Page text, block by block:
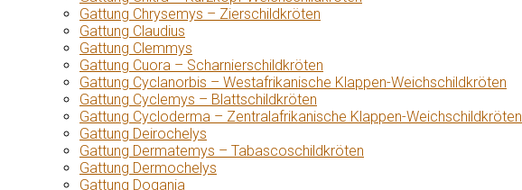
Gattung Chrysemys – Zierschildkröten
Gattung Claudius
Gattung Clemmys
Gattung Cuora – Scharnierschildkröten
Gattung Cyclanorbis – Westafrikanische Klappen-Weichschildkröten
Gattung Cyclemys – Blattschildkröten
Gattung Cycloderma – Zentralafrikanische Klappen-Weichschildkröten
Gattung Deirochelys
Gattung Dermatemys – Tabascoschildkröten
Gattung Dermochelys
Gattung Dogania